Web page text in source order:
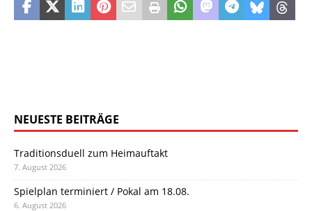
NEUESTE BEITRÄGE
Traditionsduell zum Heimauftakt
7. August 2026
Spielplan terminiert / Pokal am 18.08.
6. August 2026